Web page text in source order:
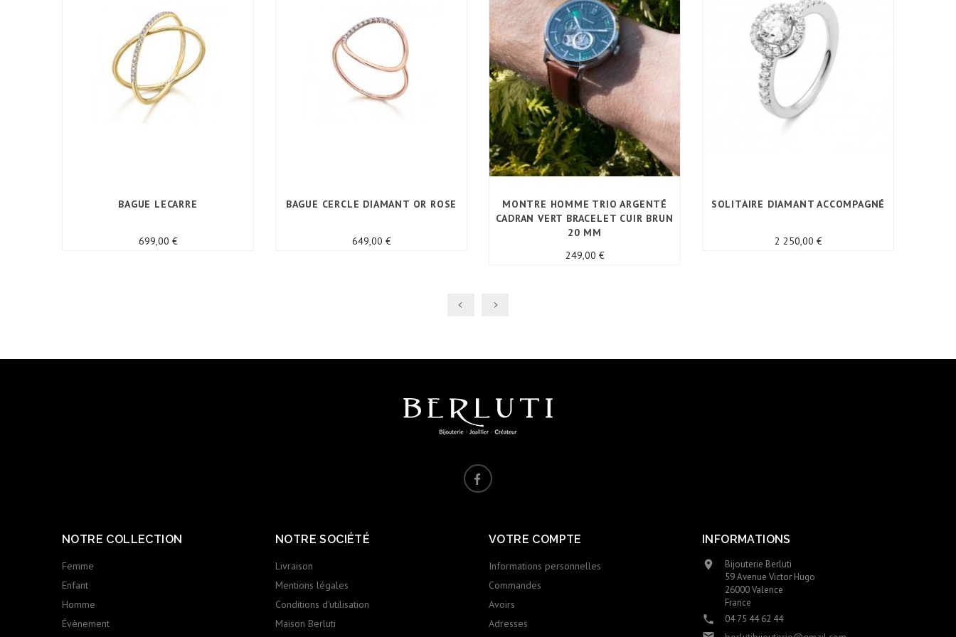
BAGUE LECARRE
699,00 €Prix
BAGUE CERCLE DIAMANT OR ROSE
649,00 €Prix
MONTRE HOMME TRIO ARGENTÉ
CADRAN VERT BRACELET CUIR BRUN
20 MM
249,00 €Prix
SOLITAIRE DIAMANT ACCOMPAGNÉ
2 250,00 €Prix
NOTRE COLLECTION
Femme
Enfant
Homme
Évènement
NOTRE SOCIÉTÉ
Livraison
Mentions légales
Conditions d'utilisation
Maison Berluti
VOTRE COMPTE
Informations personnelles
Commandes
Avoirs
Adresses
INFORMATIONS

Bijouterie Berluti
59 Avenue Victor Hugo
26000 Valence
France
 04 75 44 62 44